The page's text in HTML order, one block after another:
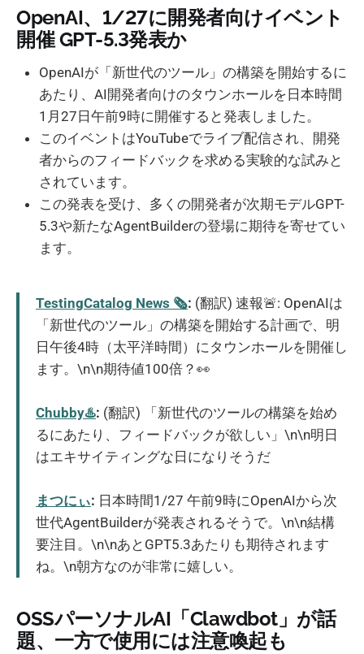
OpenAI、1/27に開発者向けイベント
開催 GPT-5.3発表か
OpenAIが「新世代のツール」の構築を開始するに
あたり、AI開発者向けのタウンホールを日本時間
1月27日午前9時に開催すると発表しました。
このイベントはYouTubeでライブ配信され、開発
者からのフィードバックを求める実験的な試みと
されています。
この発表を受け、多くの開発者が次期モデルGPT-
5.3や新たなAgentBuilderの登場に期待を寄せてい
ます。
TestingCatalog News 🗞: (翻訳) 速報🚨: OpenAIは
「新世代のツール」の構築を開始する計画で、明
日午後4時（太平洋時間）にタウンホールを開催し
ます。\n\n期待値100倍？👀
Chubby♨️: (翻訳) 「新世代のツールの構築を始め
るにあたり、フィードバックが欲しい」\n\n明日
はエキサイティングな日になりそうだ
まつにぃ: 日本時間1/27 午前9時にOpenAIから次
世代AgentBuilderが発表されるそうで。\n\n結構
要注目。\n\nあとGPT5.3あたりも期待されます
ね。\n朝方なのが非常に嬉しい。
OSSパーソナルAI「Clawdbot」が話
題、一方で使用には注意喚起も